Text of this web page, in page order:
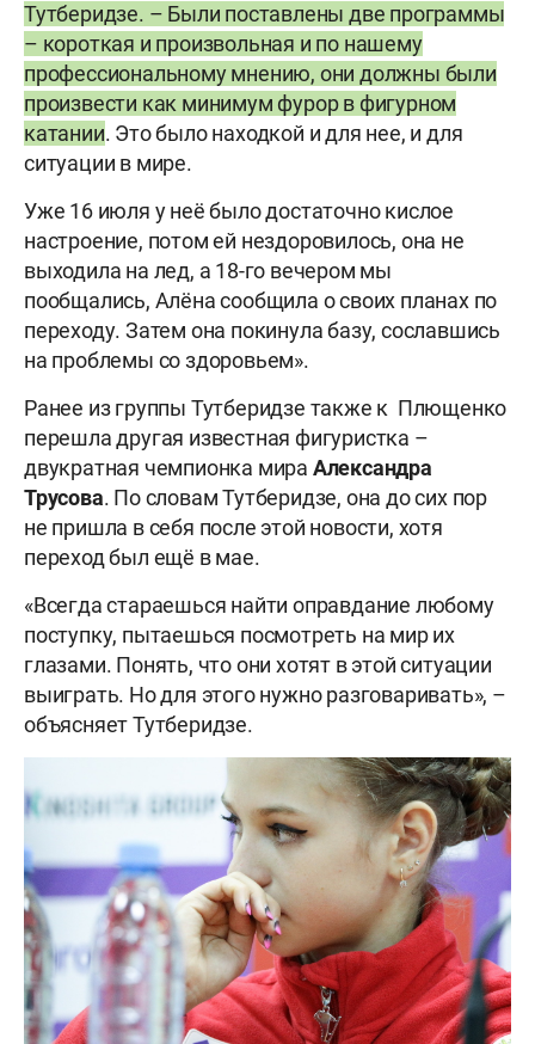
Тутберидзе. – Были поставлены две программы
– короткая и произвольная и по нашему
профессиональному мнению, они должны были
произвести как минимум фурор в фигурном
катании. Это было находкой и для нее, и для
ситуации в мире.
Уже 16 июля у неё было достаточно кислое
настроение, потом ей нездоровилось, она не
выходила на лед, а 18-го вечером мы
пообщались, Алёна сообщила о своих планах по
переходу. Затем она покинула базу, сославшись
на проблемы со здоровьем».
Ранее из группы Тутберидзе также к Плющенко
перешла другая известная фигуристка –
двукратная чемпионка мира Александра
Трусова. По словам Тутберидзе, она до сих пор
не пришла в себя после этой новости, хотя
переход был ещё в мае.
«Всегда стараешься найти оправдание любому
поступку, пытаешься посмотреть на мир их
глазами. Понять, что они хотят в этой ситуации
выиграть. Но для этого нужно разговаривать», –
объясняет Тутберидзе.